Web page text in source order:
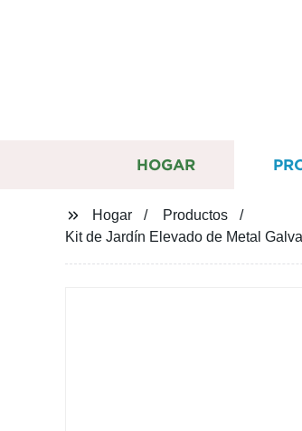
HOGAR
Hogar
Productos
Kit de Jardín Elevado de Metal